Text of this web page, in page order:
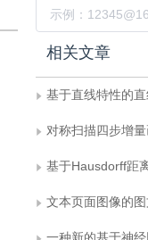
相关文章
基于直线特性的
对称扫描四步增
基于Hausdorff距离
文本页面图像的图